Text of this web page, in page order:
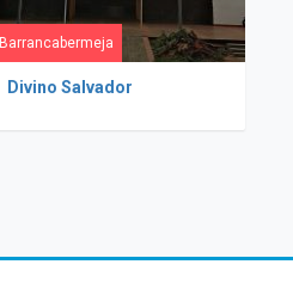
Barrancabermeja
Divino Salvador